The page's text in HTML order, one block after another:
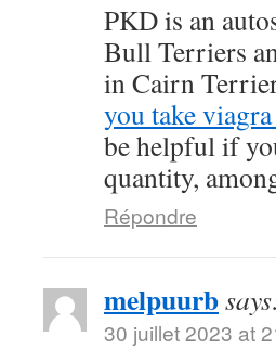
PKD is an
Bull Terriers
in Cairn
you take
be helpful if
quantity,
Répondre
melpuurb
30 juillet 2023 at